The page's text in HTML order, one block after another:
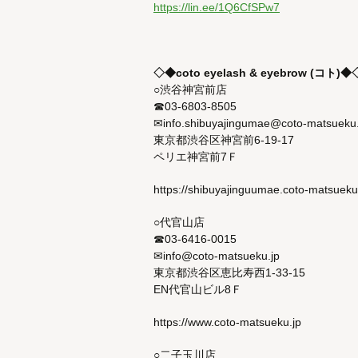
https://lin.ee/1Q6CfSPw7
◇◆coto eyelash & eyebrow (コト
○渋谷神宮前店
☎03-6803-8505
✉info.shibuyajingumae@coto-
東京都渋谷区神宮前6-19-17
ペリエ神宮前7Ｆ
https://shibuyajinguumae.coto-
○代官山店
☎03-6416-0015
✉info@coto-matsueku.jp
東京都渋谷区恵比寿西1-33-15
EN代官山ビル8Ｆ
https://www.coto-matsueku.jp
○二子玉川店